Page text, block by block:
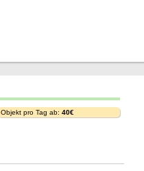
Objekt pro Tag ab: 40€